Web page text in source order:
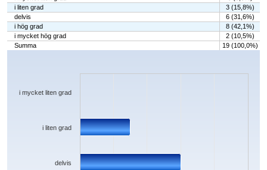
i liten grad
3 (15,8%)
delvis
6 (31,6%)
i hög grad
8 (42,1%)
i mycket hög grad
2 (10,5%)
Summa
19 (100,0%)
Chart
The chart has 1 X axis displaying categories.
delvis
i liten grad
i mycket liten grad